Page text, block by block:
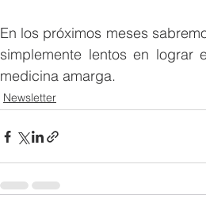
En los próximos meses
simplemente lentos en lograr
medicina amarga.
Newsletter